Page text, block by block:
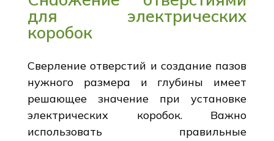
для электрических
коробок
Сверление отверстий и создание пазов
нужного размера и глубины имеет
решающее значение при установке
электрических коробок. Важно
использовать правильные